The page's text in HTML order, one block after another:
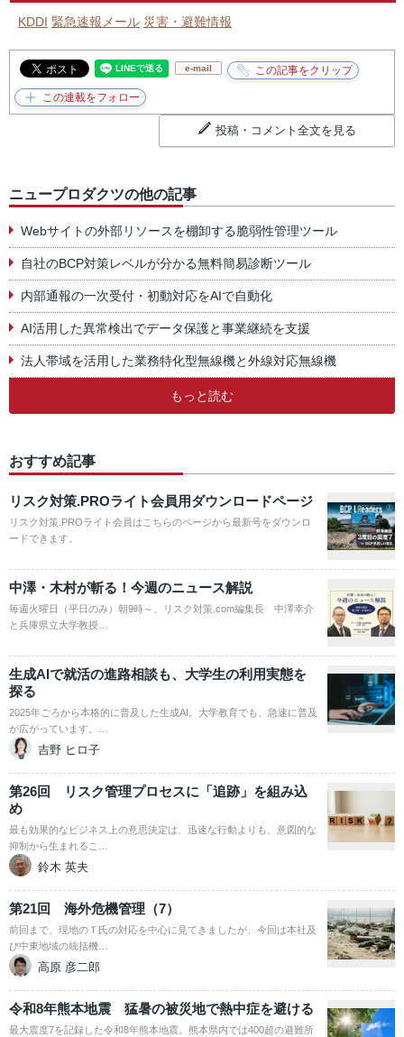
KDDI 緊急速報メール 災害・避難情報
e-mail
投稿・コメント全文を見る
ニュープロダクツの他の記事
Webサイトの外部リソースを棚卸する脆弱性管理ツール
自社のBCP対策レベルが分かる無料簡易診断ツール
内部通報の一次受付・初動対応をAIで自動化
AI活用した異常検出でデータ保護と事業継続を支援
法人帯域を活用した業務特化型無線機と外線対応無線機
もっと読む
おすすめ記事
リスク対策.PROライト会員用ダウンロードページ
リスク対策.PROライト会員はこちらのページから最新号をダウンロ
ードできます。
中澤・木村が斬る！今週のニュース解説
毎週火曜日（平日のみ）朝9時～、リスク対策.com編集長 中澤幸介
と兵庫県立大学教授…
生成AIで就活の進路相談も、大学生の利用実態を
探る
2025年ごろから本格的に普及した生成AI。大学教育でも、急速に普及
が広がっています。…
吉野 ヒロ子
第26回 リスク管理プロセスに「追跡」を組み込
め
最も効果的なビジネス上の意思決定は、迅速な行動よりも、意図的な
抑制から生まれるこ…
鈴木 英夫
第21回 海外危機管理（7）
前回まで、現地のＴ氏の対応を中心に見てきましたが、今回は本社及
び中東地域の統括機…
高原 彦二郎
令和8年熊本地震 猛暑の被災地で熱中症を避ける
最大震度7を記録した令和8年熊本地震。熊本県内では400超の避難所